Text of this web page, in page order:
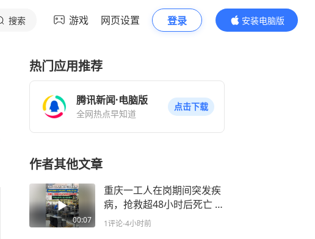
搜索 游戏 网页设置 登录
安装电脑版
内容更精彩
热门应用推荐
腾讯新闻·电脑版
全网热点早知道
点击下载
作者其他文章
00:07
重庆一工人在岗期间突发疾
病，抢救超48小时后死亡 ，
法院：抢救至死亡已超过48
1评论-4小时前